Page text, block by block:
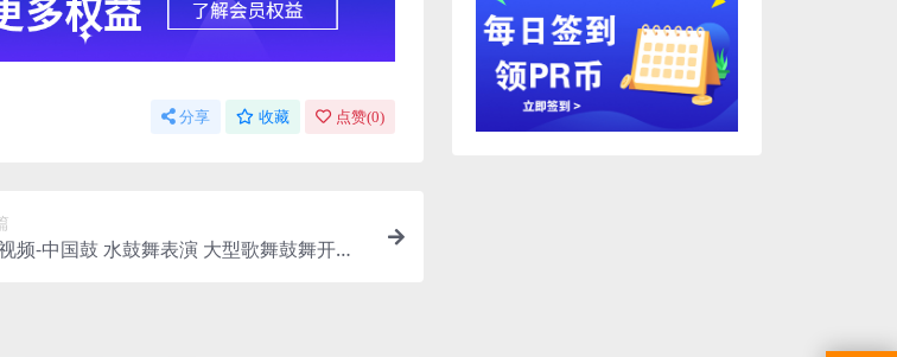
分享 收藏 点赞(0)
频-中国鼓 水鼓舞表演 大型歌舞鼓舞开场